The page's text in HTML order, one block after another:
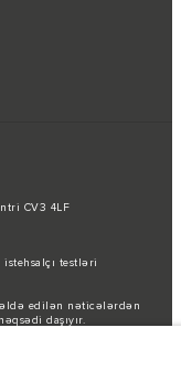
CV3 4LF
testləri
edilən nəticələrdən
daşıyır.